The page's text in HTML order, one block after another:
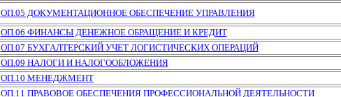
ОП.05 ДОКУМЕНТАЦИОННОЕ ОБЕСПЕЧЕНИЕ УПРАВЛЕНИЯ
ОП.06 ФИНАНСЫ ДЕНЕЖНОЕ ОБРАЩЕНИЕ И КРЕДИТ
ОП.07 БУХГАЛТЕРСКИЙ УЧЕТ ЛОГИСТИЧЕСКИХ ОПЕРАЦИЙ
ОП.09 НАЛОГИ И НАЛОГООБЛОЖЕНИЯ
ОП.10 МЕНЕДЖМЕНТ
ОП.11 ПРАВОВОЕ ОБЕСПЕЧЕНИЯ ПРОФЕССИОНАЛЬНОЙ ДЕЯТЕЛЬНОСТИ